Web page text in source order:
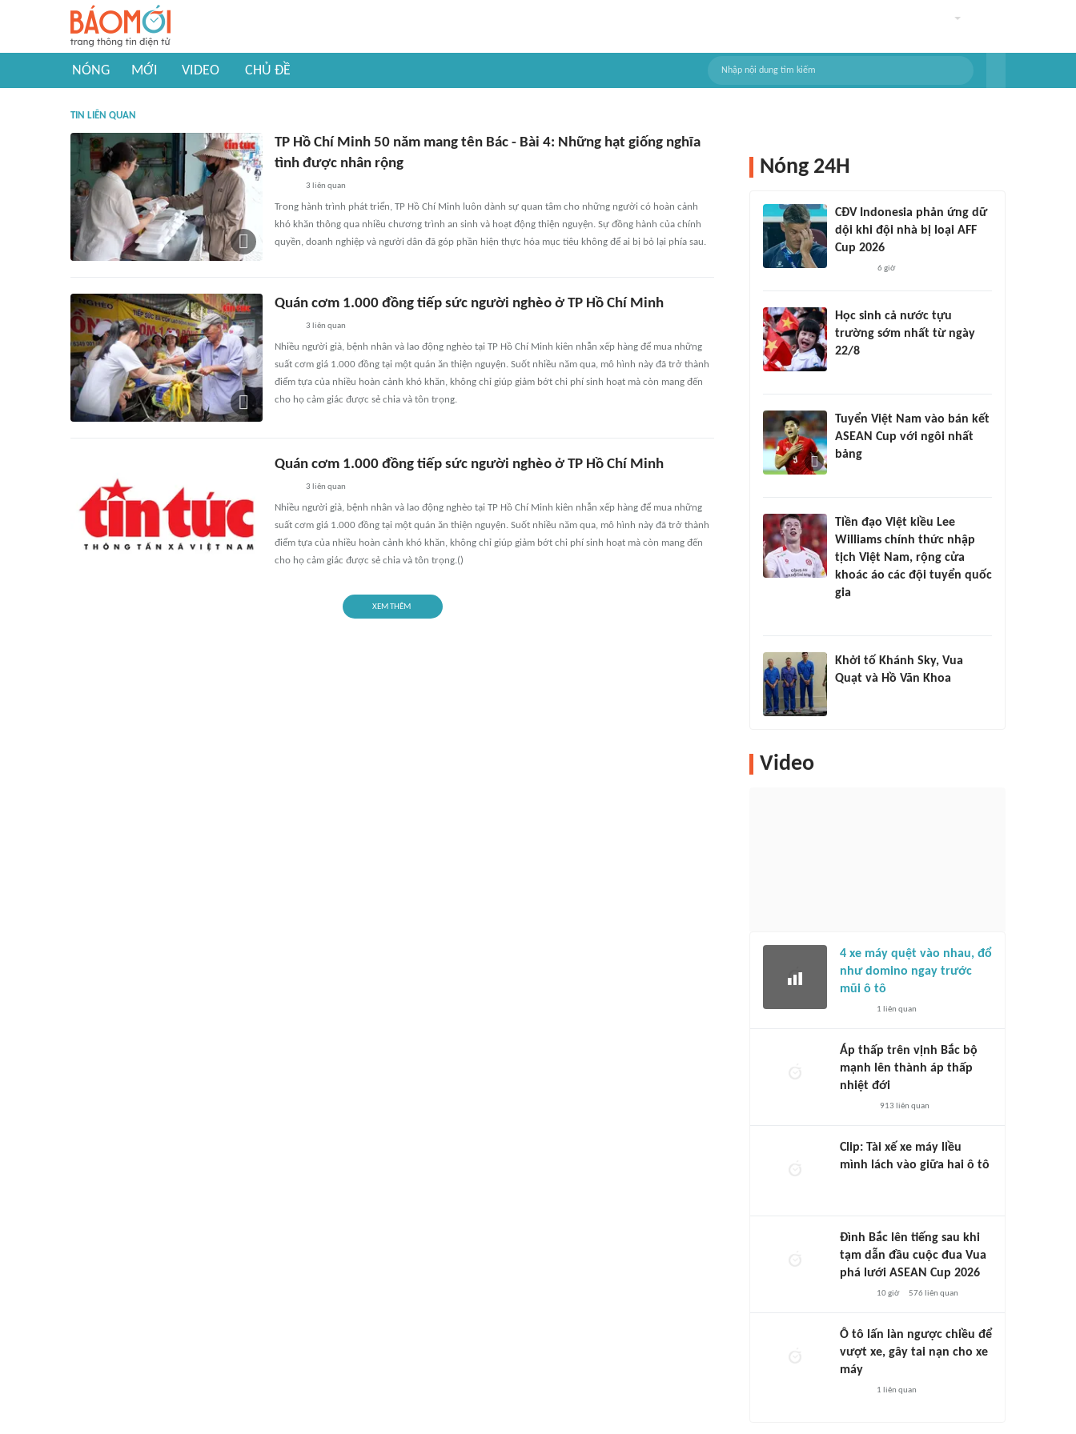
NÓNG MỚI VIDEO CHỦ ĐỀ
TIN LIÊN QUAN
TP Hồ Chí Minh 50 năm mang tên Bác - Bài 4: Những hạt giống nghĩa
tình được nhân rộng
3 liên quan
Trong hành trình phát triển, TP Hồ Chí Minh luôn dành sự quan tâm cho những người có hoàn cảnh
khó khăn thông qua nhiều chương trình an sinh và hoạt động thiện nguyện. Sự đồng hành của chính
quyền, doanh nghiệp và người dân đã góp phần hiện thực hóa mục tiêu không để ai bị bỏ lại phía sau.
Quán cơm 1.000 đồng tiếp sức người nghèo ở TP Hồ Chí Minh
3 liên quan
Nhiều người già, bệnh nhân và lao động nghèo tại TP Hồ Chí Minh kiên nhẫn xếp hàng để mua những
suất cơm giá 1.000 đồng tại một quán ăn thiện nguyện. Suốt nhiều năm qua, mô hình này đã trở thành
điểm tựa của nhiều hoàn cảnh khó khăn, không chỉ giúp giảm bớt chi phí sinh hoạt mà còn mang đến
cho họ cảm giác được sẻ chia và tôn trọng.
Quán cơm 1.000 đồng tiếp sức người nghèo ở TP Hồ Chí Minh
3 liên quan
Nhiều người già, bệnh nhân và lao động nghèo tại TP Hồ Chí Minh kiên nhẫn xếp hàng để mua những
suất cơm giá 1.000 đồng tại một quán ăn thiện nguyện. Suốt nhiều năm qua, mô hình này đã trở thành
điểm tựa của nhiều hoàn cảnh khó khăn, không chỉ giúp giảm bớt chi phí sinh hoạt mà còn mang đến
cho họ cảm giác được sẻ chia và tôn trọng.()
XEM THÊM
Nóng 24H
CĐV Indonesia phản ứng dữ
dội khi đội nhà bị loại AFF
Cup 2026
6 giờ
Học sinh cả nước tựu
trường sớm nhất từ ngày
22/8
Tuyển Việt Nam vào bán kết
ASEAN Cup với ngôi nhất
bảng
Tiền đạo Việt kiều Lee
Williams chính thức nhập
tịch Việt Nam, rộng cửa
khoác áo các đội tuyển quốc
gia
Khởi tố Khánh Sky, Vua
Quạt và Hồ Văn Khoa
Video
4 xe máy quệt vào nhau, đổ
như domino ngay trước
mũi ô tô
1 liên quan
Áp thấp trên vịnh Bắc bộ
mạnh lên thành áp thấp
nhiệt đới
913 liên quan
Clip: Tài xế xe máy liều
mình lách vào giữa hai ô tô
Đình Bắc lên tiếng sau khi
tạm dẫn đầu cuộc đua Vua
phá lưới ASEAN Cup 2026
10 giờ 576 liên quan
Ô tô lấn làn ngược chiều để
vượt xe, gây tai nạn cho xe
máy
1 liên quan